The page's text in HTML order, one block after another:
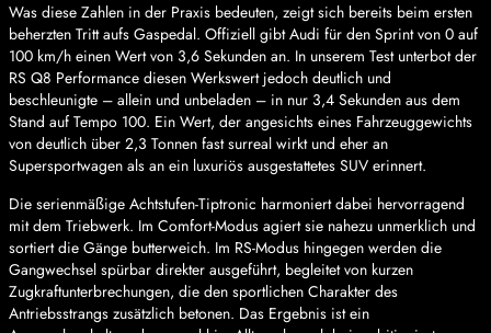
Was diese Zahlen in der Praxis bedeuten, zeigt sich bereits beim ersten
beherzten Tritt aufs Gaspedal. Offiziell gibt Audi für den Sprint von 0 auf
100 km/h einen Wert von 3,6 Sekunden an. In unserem Test unterbot der
RS Q8 Performance diesen Werkswert jedoch deutlich und
beschleunigte – allein und unbeladen – in nur 3,4 Sekunden aus dem
Stand auf Tempo 100. Ein Wert, der angesichts eines Fahrzeuggewichts
von deutlich über 2,3 Tonnen fast surreal wirkt und eher an
Supersportwagen als an ein luxuriös ausgestattetes SUV erinnert.
Die serienmäßige Achtstufen-Tiptronic harmoniert dabei hervorragend
mit dem Triebwerk. Im Comfort-Modus agiert sie nahezu unmerklich und
sortiert die Gänge butterweich. Im RS-Modus hingegen werden die
Gangwechsel spürbar direkter ausgeführt, begleitet von kurzen
Zugkraftunterbrechungen, die den sportlichen Charakter des
Antriebsstrangs zusätzlich betonen. Das Ergebnis ist ein